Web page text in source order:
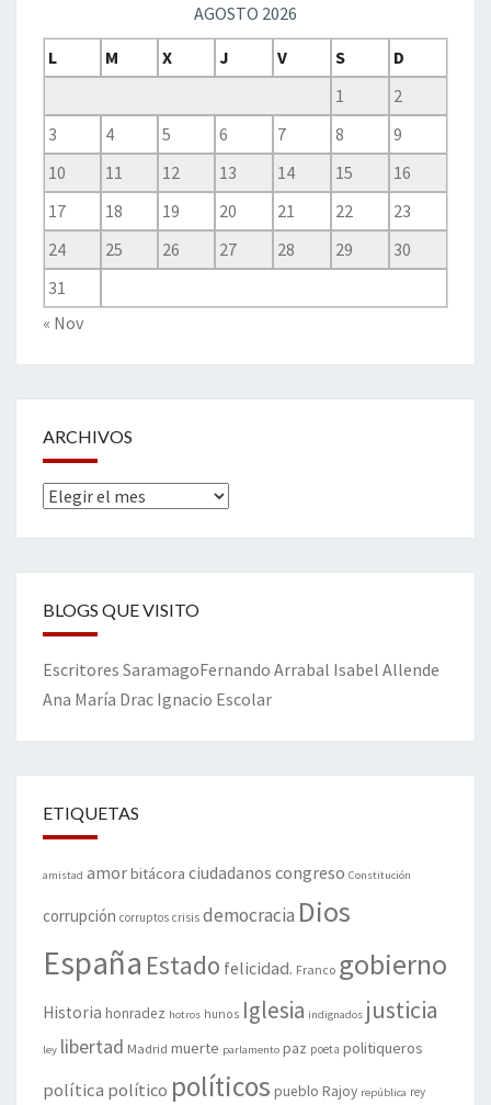
AGOSTO 2026
L
M X J V S
D
1
2
3
4 5 6 7 8
9
10
11 12 13 14 15
16
17
18 19 20 21 22
23
24
25 26 27 28 29
30
31
« Nov
ARCHIVOS
Archivos
BLOGS QUE VISITO
Escritores SaramagoFernando Arrabal Isabel Allende
Ana María Drac Ignacio Escolar
ETIQUETAS
amistad amorbitácora ciudadanos congreso Constitución
corrupción corruptos crisis democracia Dios
España Estado felicidad. Franco gobierno
Historia honradez hotros hunos Iglesia indignados justicia
ley libertad Madrid muerte parlamento paz poeta politiqueros
política político políticos pueblo Rajoy república rey